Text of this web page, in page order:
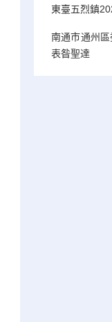
東臺五烈鎮
南通市通州
表昝聖達